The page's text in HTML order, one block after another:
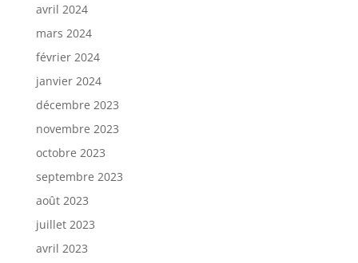
avril 2024
mars 2024
février 2024
janvier 2024
décembre 2023
novembre 2023
octobre 2023
septembre 2023
août 2023
juillet 2023
avril 2023